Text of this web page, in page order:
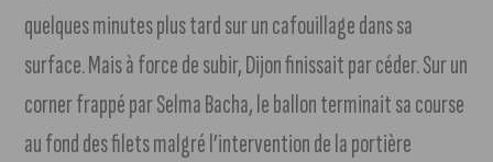
quelques minutes plus tard sur un cafouillage dans sa
surface. Mais à force de subir, Dijon finissait par céder. Sur un
corner frappé par Selma Bacha, le ballon terminait sa course
au fond des filets malgré l’intervention de la portière